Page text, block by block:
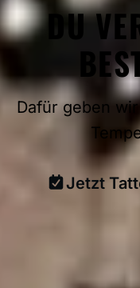
DU
Dafür geben
Jetzt